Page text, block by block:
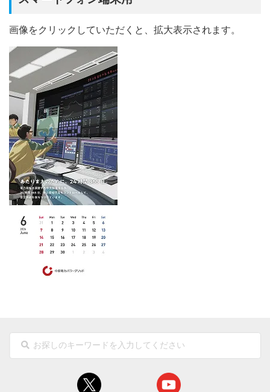
画像をクリックしていただくと、拡大表示されます。